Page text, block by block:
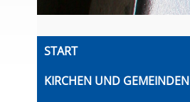
START
KIRCHEN UND GEMEINDEN